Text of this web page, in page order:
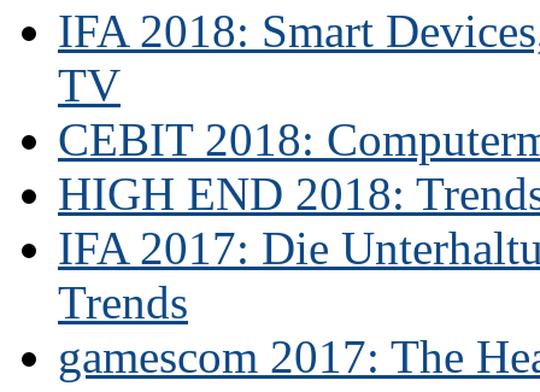
IFA 2018: Smart
TV
CEBIT 2018:
HIGH END 2018:
IFA 2017: Die
Trends
gamescom 2017: The